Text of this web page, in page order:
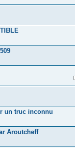
un truc inconnu
Aroutcheff